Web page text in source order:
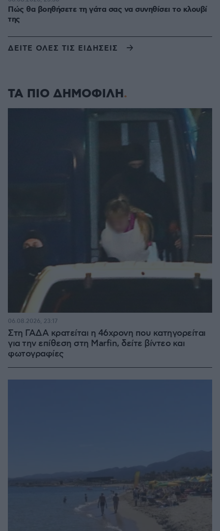
Πώς θα βοηθήσετε τη γάτα σας να συνηθίσει το κλουβί
της
ΔΕΙΤΕ ΟΛΕΣ ΤΙΣ ΕΙΔΗΣΕΙΣ
ΤΑ ΠΙΟ ΔΗΜΟΦΙΛΗ
Στη ΓΑΔΑ κρατείται η 46χρονη που κατηγορείται
για την επίθεση στη Marfin, δείτε βίντεο και
φωτογραφίες
06.08.2026, 23:17